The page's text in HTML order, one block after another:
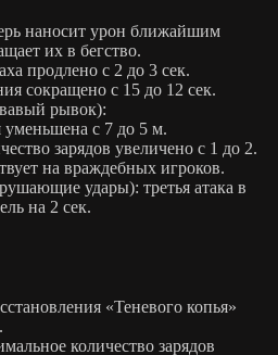
наносит урон ближайшим
их в бегство.
продлено с 2 до 3 сек.
сокращено с 15 до 12 сек.
рывок):
уменьшена с 7 до 5 м.
зарядов увеличено с 1 до 2.
на враждебных игроков.
удары): третья атака в
на 2 сек.
«Теневого копья»
количество зарядов